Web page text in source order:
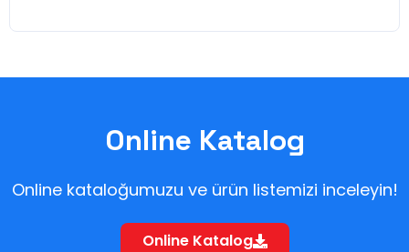
Online Katalog
Online kataloğumuzu ve ürün listemizi inceleyin!
Online Katalog